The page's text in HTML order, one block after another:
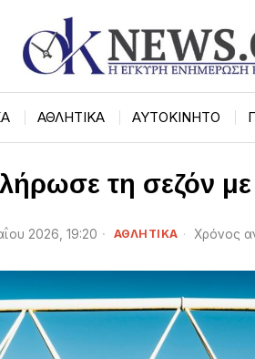
ΑΘΛΗΤΙΚΑ ΑΥΤΟΚΙΝΗΤΟ
τη σεζόν
2026, 19:20 ΑΘΛΗΤΙΚΑ Χρόνος